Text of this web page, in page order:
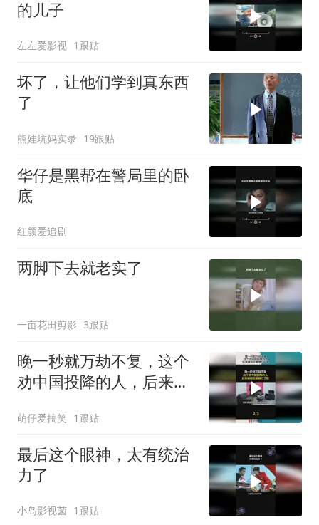
的儿子
左左爱影视 1跟贴
坏了，让他们学到真东西
了
熊娃坑妈实录 19跟贴
华仔是黑帮在警局里的卧
底
红颜爱追剧
两脚下去就老实了
一亩花田剪影 3跟贴
晚一秒就万劫不复，这个
劝中国投降的人，后来被
萌仔爱搞笑 1跟贴
最后这个眼神，太有统治
力了
小岛影视菌 1跟贴